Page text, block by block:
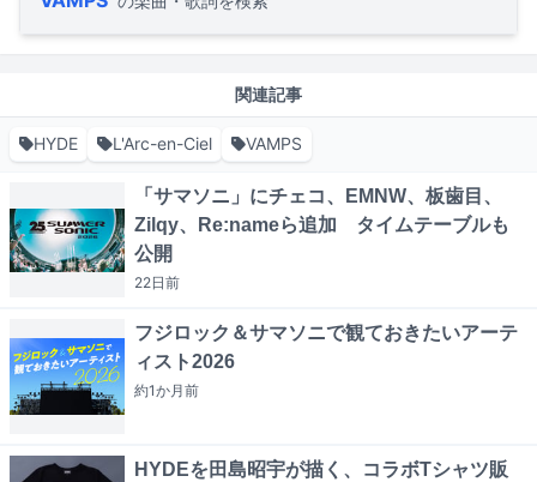
関連記事
HYDE L'Arc-en-Ciel VAMPS
「サマソニ」にチェコ、EMNW、板歯目、
Zilqy、Re:nameら追加 タイムテーブルも
公開
22日前
フジロック＆サマソニで観ておきたいアーテ
ィスト2026
約1か月前
HYDEを田島昭宇が描く、コラボTシャツ販